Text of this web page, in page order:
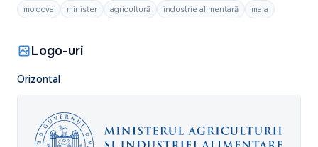
moldova minister agricultură industrie alimentară maia
Logo-uri
Orizontal